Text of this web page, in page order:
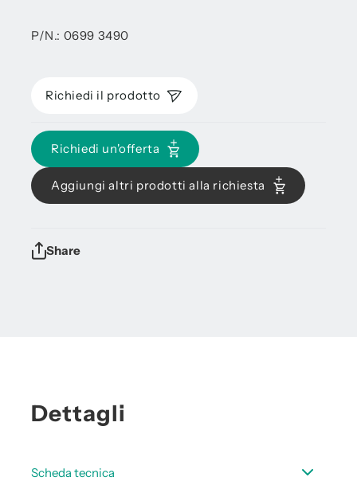
P/N.: 0699 3490
Richiedi il prodotto
Richiedi un'offerta
Aggiungi altri prodotti alla richiesta
Share
Dettagli
Scheda tecnica